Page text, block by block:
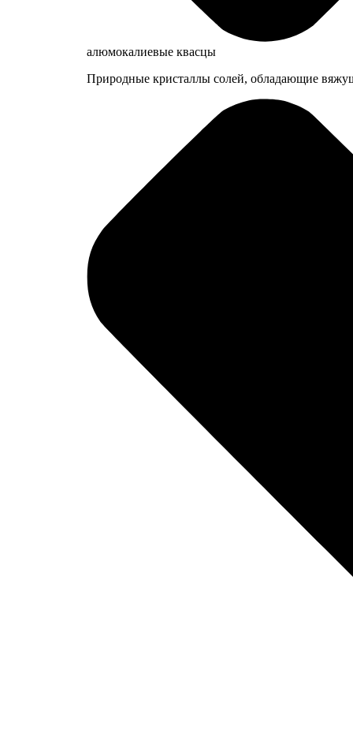
алюмокалиевые квасцы
Природные кристаллы солей, обладающие